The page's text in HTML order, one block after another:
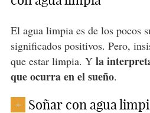
El agua limpia es de los pocos
significados positivos. Pero,
que estar limpia. Y la
que ocurra en el sueño.
+ Soñar con agua